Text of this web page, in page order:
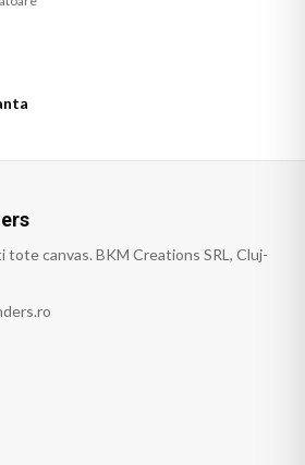
canvas. BKM Creations SRL, Cluj-